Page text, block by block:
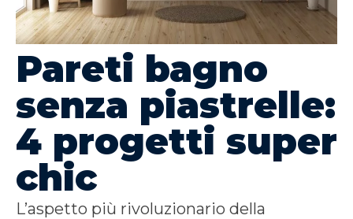
Pareti bagno
senza piastrelle:
4 progetti super
chic
L’aspetto più rivoluzionario della